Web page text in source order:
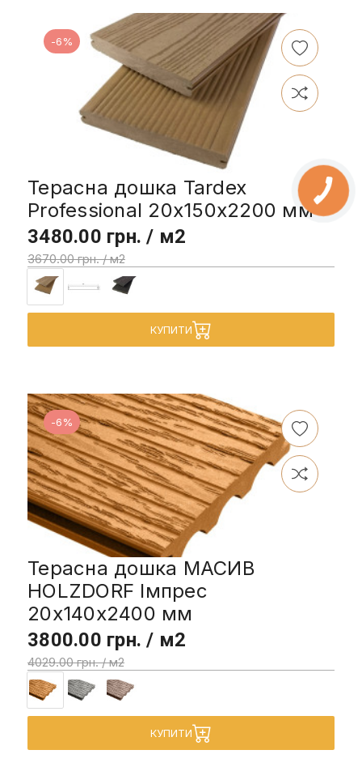
-6%
Терасна дошка Tardex
Professional 20x150x2200 мм
3480.00 грн. / м2
3670.00 грн. / м2
КУПИТИ
-6%
Терасна дошка МАСИВ
HOLZDORF Імпрес
20х140х2400 мм
3800.00 грн. / м2
4029.00 грн. / м2
КУПИТИ